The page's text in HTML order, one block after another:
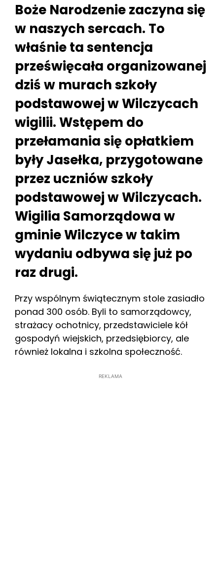
Boże Narodzenie zaczyna się
w naszych sercach. To
właśnie ta sentencja
prześwięcała organizowanej
dziś w murach szkoły
podstawowej w Wilczycach
wigilii. Wstępem do
przełamania się opłatkiem
były Jasełka, przygotowane
przez uczniów szkoły
podstawowej w Wilczycach.
Wigilia Samorządowa w
gminie Wilczyce w takim
wydaniu odbywa się już po
raz drugi.
Przy wspólnym świątecznym stole zasiadło
ponad 300 osób. Byli to samorządowcy,
strażacy ochotnicy, przedstawiciele kół
gospodyń wiejskich, przedsiębiorcy, ale
również lokalna i szkolna społeczność.
REKLAMA